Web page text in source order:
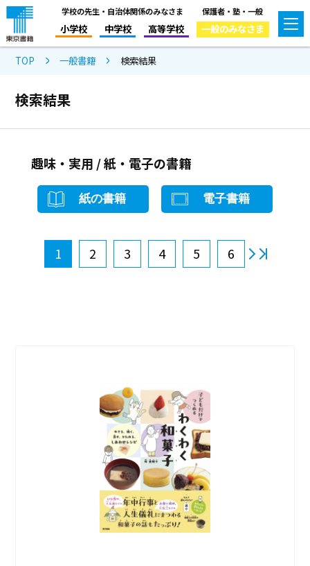
学校の先生・自治体関係のみなさま
小学校 中学校 高等学校
保護者・塾・一般
一般のみなさま
TOP 一般書籍 検索結果
検索結果
趣味・実用 / 紙・電子の書籍
紙の書籍 電子書籍
1 2 3 4 5 6